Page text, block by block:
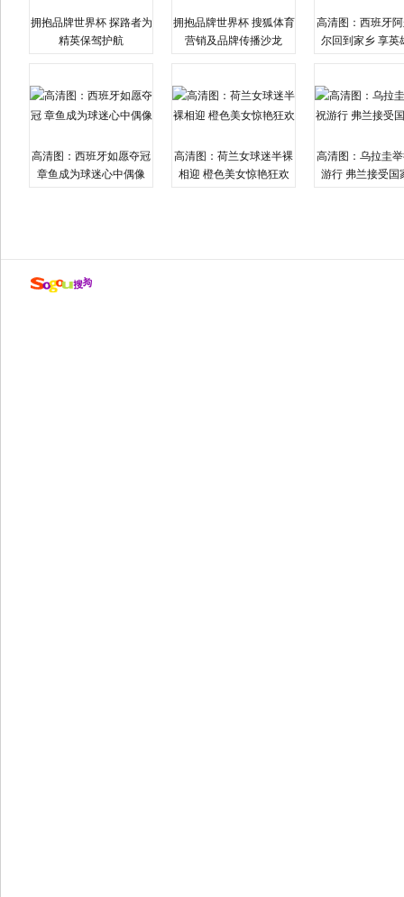
拥抱品牌世界杯 探路者为
精英保驾护航
拥抱品牌世界杯 搜狐体育
营销及品牌传播沙龙
高清图：西班牙
尔回到家乡 享英
高清图：西班牙如愿夺冠
章鱼成为球迷心中偶像
高清图：荷兰女球迷半裸
相迎 橙色美女惊艳狂欢
高清图：乌拉圭
游行 弗兰接受国